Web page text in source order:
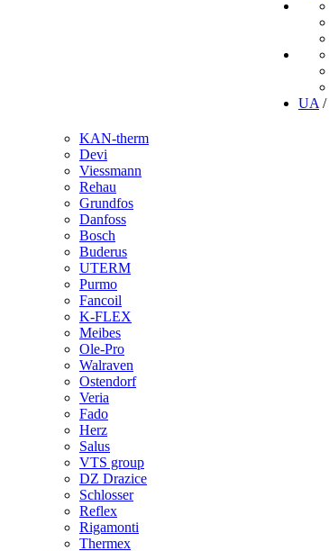
UA /
KAN-therm
Devi
Viessmann
Rehau
Grundfos
Danfoss
Bosch
Buderus
UTERM
Purmo
Fancoil
K-FLEX
Meibes
Ole-Pro
Walraven
Ostendorf
Veria
Fado
Herz
Salus
VTS group
DZ Drazice
Schlosser
Reflex
Rigamonti
Thermex